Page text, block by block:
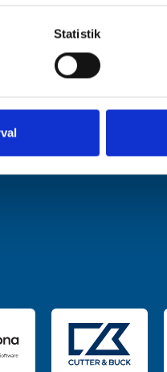
kännetecken
in dina preferenser i
identifierare och
med. Dessa kan i
Statistik